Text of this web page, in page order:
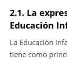
2.1. La
Educación
La Educación
tiene como